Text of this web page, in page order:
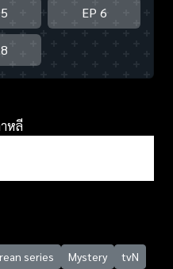
EP 6
หลี
series Mystery tvN